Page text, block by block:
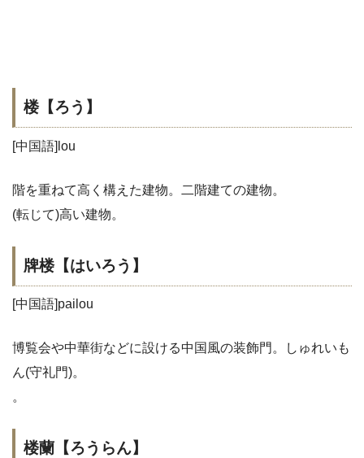
楼【ろう】
[中国語]lou
階を重ねて高く構えた建物。二階建ての建物。
(転じて)高い建物。
牌楼【はいろう】
[中国語]pailou
博覧会や中華街などに設ける中国風の装飾門。しゅれいも
ん(守礼門)。
。
楼蘭【ろうらん】